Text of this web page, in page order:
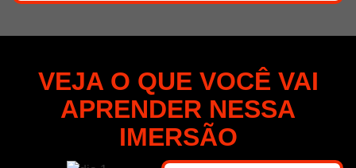
VEJA O QUE VOCÊ VAI
APRENDER NESSA
IMERSÃO